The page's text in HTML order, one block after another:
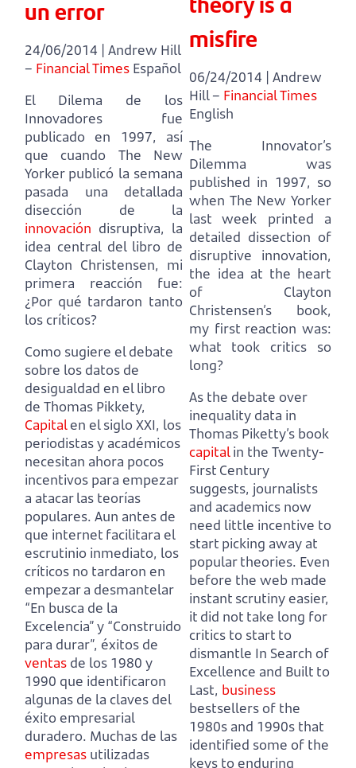
un error
24/06/2014 | Andrew Hill
– Financial Times Español
El Dilema de los
Innovadores fue
publicado en 1997,
así
que cuando The New
Yorker publicó la semana
pasada una detallada
disección de la
innovación disruptiva, la
idea central del libro de
Clayton Christensen, mi
primera reacción fue:
¿Por qué tardaron tanto
los críticos?
Como sugiere el debate
sobre los datos de
desigualdad en el libro
de Thomas Pikkety,
Capitalen el siglo XXI, los
periodistas y académicos
necesitan ahora pocos
incentivos para empezar
a atacar las teorías
populares. Aun antes de
que internet facilitara el
escrutinio inmediato, los
críticos no tardaron en
empezar a desmantelar
“En busca de la
Excelencia” y “Construido
para durar”, éxitos de
ventas de los 1980 y
1990 que identificaron
algunas de la claves del
éxito empresarial
duradero. Muchas de las
empresas utilizadas
misfire
06/24/2014 | Andrew
Hill – Financial Times
English
The Innovator’s
Dilemma was
published in 1997, so
when The New Yorker
last week printed a
detailed dissection of
disruptive innovation,
the idea at the heart
of Clayton
Christensen’s book,
my first reaction was:
what took critics so
long?
As the debate over
inequality data in
Thomas Piketty’s book
capitalin the Twenty-
First Century
suggests, journalists
and academics now
need little incentive to
start picking away at
popular theories. Even
before the web made
instant scrutiny easier,
it did not take long for
critics to start to
dismantle In Search of
Excellence and Built to
Last, business
bestsellers of the
1980s and 1990s that
identified some of the
keys to enduring